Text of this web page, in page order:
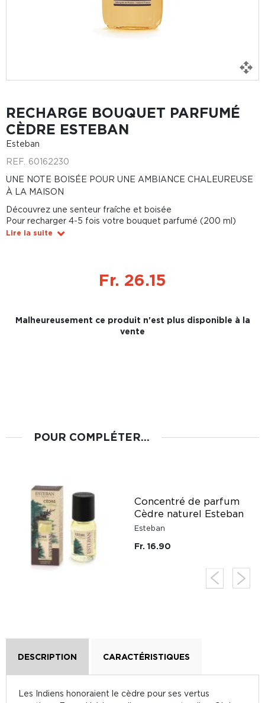
RECHARGE BOUQUET PARFUMÉ
CÈDRE ESTEBAN
Esteban
REF. 60162230
UNE NOTE BOISÉE POUR UNE AMBIANCE CHALEUREUSE
À LA MAISON
Découvrez une senteur fraîche et boisée
Pour recharger 4-5 fois votre bouquet parfumé (200 ml)
Lire la suite
Fr. 26.15
Malheureusement ce produit n'est plus disponible à la
vente
POUR COMPLÉTER...
Concentré de parfum
Cèdre naturel Esteban
Esteban
Fr. 16.90
DESCRIPTION CARACTÉRISTIQUES
Les Indiens honoraient le cèdre pour ses vertus